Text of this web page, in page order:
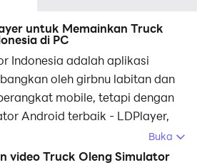
untuk Memainkan Truck
di PC
Indonesia adalah aplikasi
oleh girbnu labitan dan
mobile, tetapi dengan
Android terbaik - LDPlayer,
di komputer Anda.
Buka
video Truck Oleng Simulator